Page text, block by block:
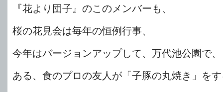
『花より団子』のこのメンバーも、
桜の花見会は毎年の恒例行事、
今年はバージョンアップして、万代池公園で、
ある、食のプロの友人が「子豚の丸焼き」を